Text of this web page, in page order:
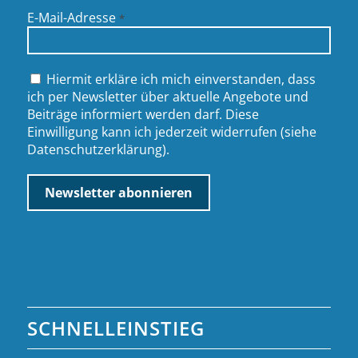
E-Mail-Adresse *
Hiermit erkläre ich mich einverstanden, dass
ich per Newsletter über aktuelle Angebote und
Beiträge informiert werden darf. Diese
Einwilligung kann ich jederzeit widerrufen (siehe
Datenschutzerklärung).
SCHNELLEINSTIEG